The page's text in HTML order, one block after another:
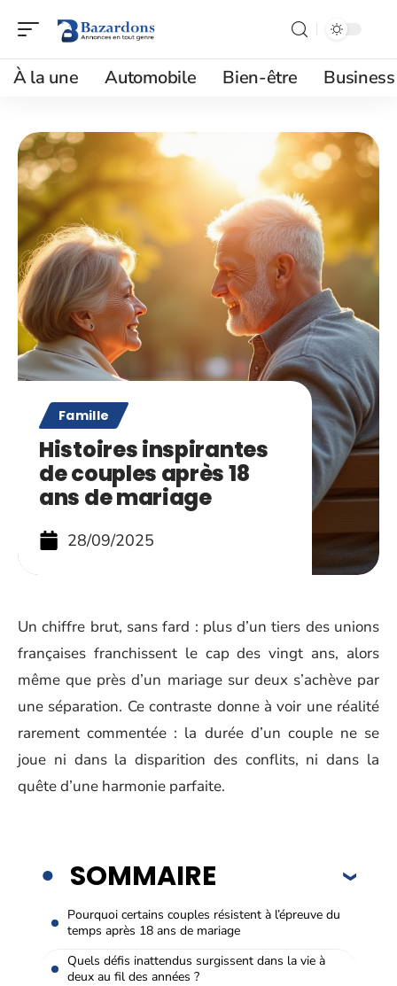
À la une Automobile Bien-être Business
Famille
Histoires inspirantes
de couples après 18
ans de mariage
28/09/2025
Un chiffre brut, sans fard : plus d’un tiers des unions
françaises franchissent le cap des vingt ans, alors
même que près d’un mariage sur deux s’achève par
une séparation. Ce contraste donne à voir une réalité
rarement commentée : la durée d’un couple ne se
joue ni dans la disparition des conflits, ni dans la
quête d’une harmonie parfaite.
SOMMAIRE
Pourquoi certains couples résistent à l’épreuve du
temps après 18 ans de mariage
Quels défis inattendus surgissent dans la vie à
deux au fil des années ?